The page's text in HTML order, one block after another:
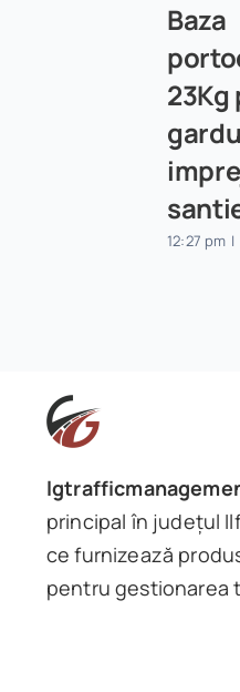
Baza
12:27 pm |
principal în județul
ce furnizează
pentru gestionarea